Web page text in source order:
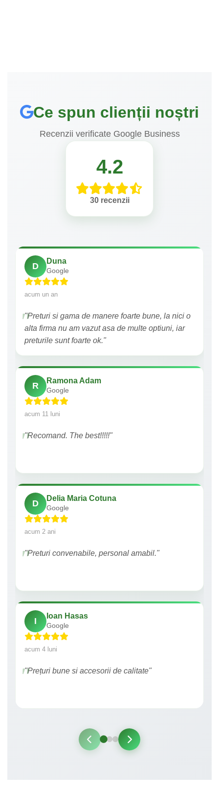
Ce spun clienții noștri
Recenzii verificate Google Business
4.2
30 recenzii
D
Duna
Google
acum un an
"Preturi si gama de manere foarte bune, la nici o
alta firma nu am vazut asa de multe optiuni, iar
preturile sunt foarte ok."
R
Ramona Adam
Google
acum 11 luni
"Recomand. The best!!!!!"
D
Delia Maria Cotuna
Google
acum 2 ani
"Preturi convenabile, personal amabil."
I
Ioan Hasas
Google
acum 4 luni
"Prețuri bune si accesorii de calitate"